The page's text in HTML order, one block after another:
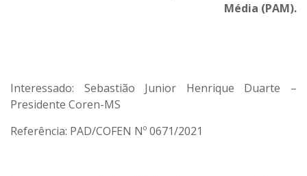
Média (PAM).
Interessado: Sebastião Junior Henrique Duarte –
Presidente Coren-MS
Referência: PAD/COFEN Nº 0671/2021